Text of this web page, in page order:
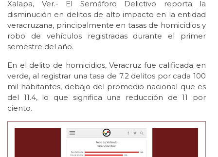
Xalapa, Ver.- El Semáforo Delictivo reporta la
disminución en delitos de alto impacto en la entidad
veracruzana, principalmente en tasas de homicidios y
robo de vehículos registradas durante el primer
semestre del año.
En el delito de homicidios, Veracruz fue calificada en
verde, al registrar una tasa de 7.2 delitos por cada 100
mil habitantes, debajo del promedio nacional que es
del 11.4, lo que significa una reducción de 11 por
ciento.